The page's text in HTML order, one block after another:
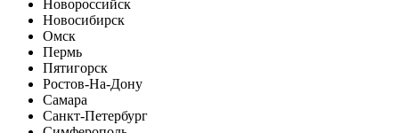
Новороссийск
Новосибирск
Омск
Пермь
Пятигорск
Ростов-На-Дону
Самара
Санкт-Петербург